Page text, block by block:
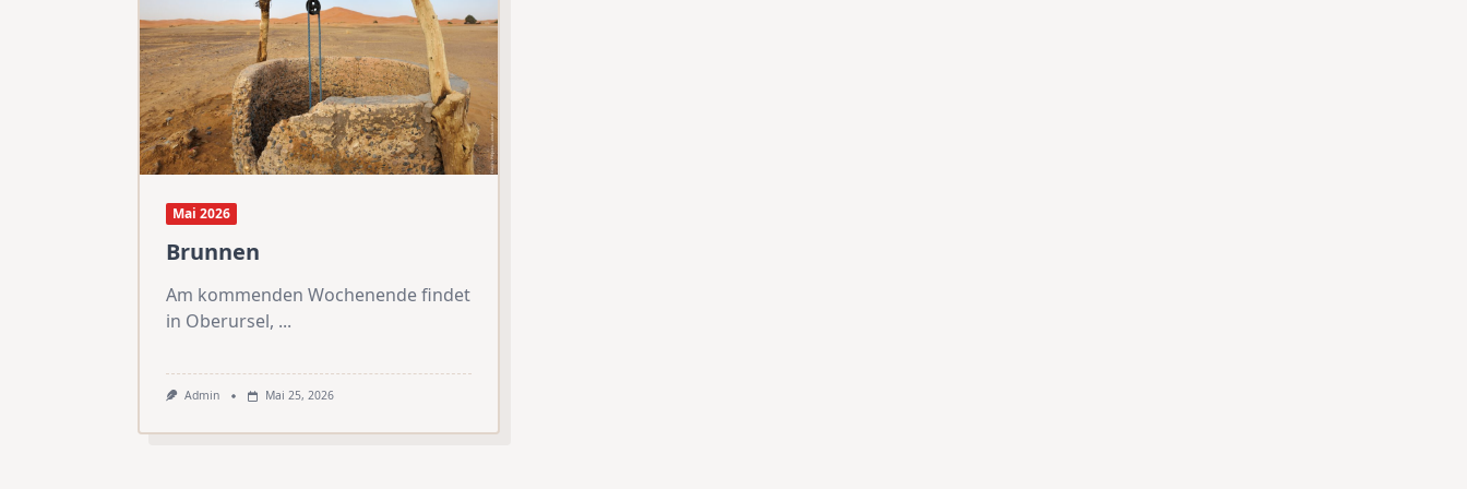
Mai 2026
Brunnen
Am kommenden Wochenende findet
in Oberursel, ...
Admin Mai 25, 2026